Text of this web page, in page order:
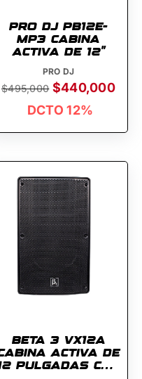
PRO DJ PB12E-
MP3 CABINA
ACTIVA DE 12''
PRO DJ
$495,000 $440,000
DCTO 12%
BETA 3 VX12A
ACTIVA DE
PULGADAS CON